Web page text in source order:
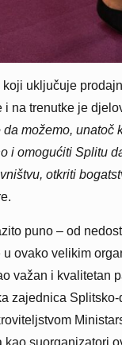
uključuje
na trenutke je
da možemo,
i omogućiti Splitu
otkriti
puno – od
ovako velikim
važan i kvalitetan
zajednica
suorganizatori